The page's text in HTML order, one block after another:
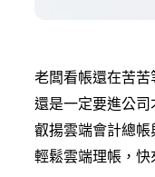
老闆看帳還在苦苦
還是一定要進公司
叡揚雲端會計總
輕鬆雲端理帳，快